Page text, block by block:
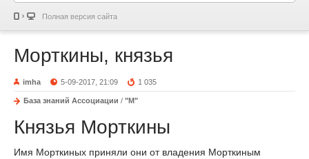
Полная версия сайта
Морткины, князья
imha 5-09-2017, 21:09 1 035
База знаний Ассоциации / "М"
Князья Морткины
Имя Морткиных приняли они от владения Морткиным